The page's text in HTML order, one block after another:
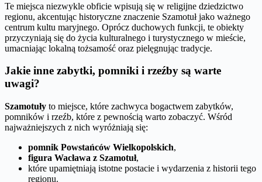
Te miejsca niezwykle obficie wpisują się w religijne dziedzictwo
regionu, akcentując historyczne znaczenie Szamotuł jako ważnego
centrum kultu maryjnego. Oprócz duchowych funkcji, te obiekty
przyczyniają się do życia kulturalnego i turystycznego w mieście,
umacniając lokalną tożsamość oraz pielęgnując tradycje.
Jakie inne zabytki, pomniki i rzeźby są warte
uwagi?
Szamotuły to miejsce, które zachwyca bogactwem zabytków,
pomników i rzeźb, które z pewnością warto zobaczyć. Wśród
najważniejszych z nich wyróżniają się:
pomnik Powstańców Wielkopolskich,
figura Wacława z Szamotuł,
które upamiętniają istotne postacie i wydarzenia z historii tego
regionu.